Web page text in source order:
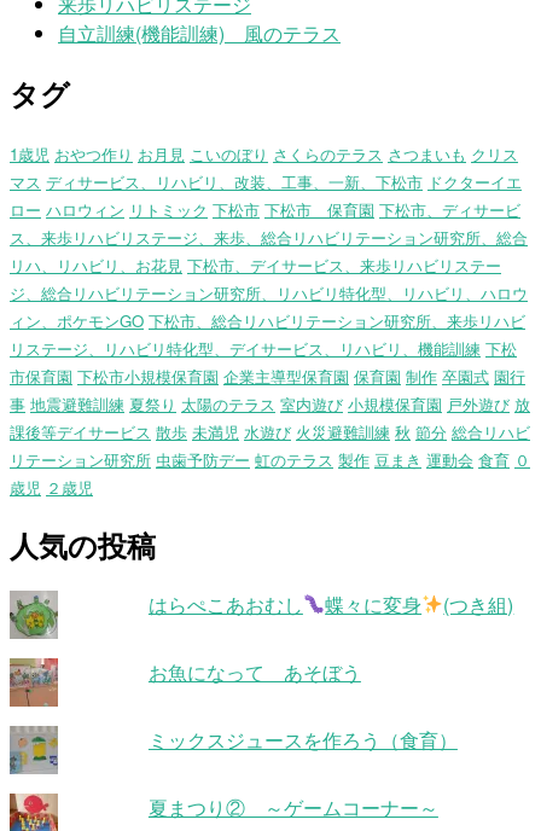
自立訓練(機能訓練) 風のテラス
タグ
1歳児 おやつ作り お月見 こいのぼり さくらのテラス さつまいも クリス
マス ディサービス、リハビリ、改装、工事、一新、下松市 ドクターイエ
ロー ハロウィン リトミック 下松市 下松市 保育園 下松市、ディサービ
ス、来歩リハビリステージ、来歩、総合リハビリテーション研究所、総合
リハ、リハビリ、お花見 下松市、デイサービス、来歩リハビリステー
ジ、総合リハビリテーション研究所、リハビリ特化型、リハビリ、ハロウ
ィン、ポケモンGO 下松市、総合リハビリテーション研究所、来歩リハビ
リステージ、リハビリ特化型、デイサービス、リハビリ、機能訓練 下松
市保育園 下松市小規模保育園 企業主導型保育園 保育園 制作 卒園式 園行
事 地震避難訓練 夏祭り 太陽のテラス 室内遊び 小規模保育園 戸外遊び 放
課後等デイサービス 散歩 未満児 水遊び 火災避難訓練 秋 節分 総合リハビ
リテーション研究所 虫歯予防デー 虹のテラス 製作 豆まき 運動会 食育 ０
歳児 ２歳児
人気の投稿
はらぺこあおむし 蝶々に変身 (つき組)
お魚になって あそぼう
ミックスジュースを作ろう（食育）
夏まつり② ～ゲームコーナー～